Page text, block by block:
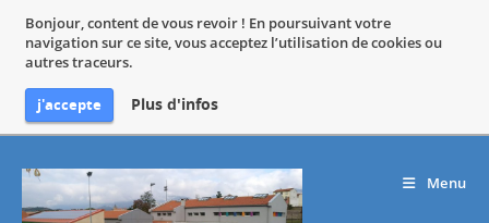
Bonjour, content de vous revoir ! En poursuivant votre
navigation sur ce site, vous acceptez l’utilisation de cookies ou
autres traceurs.
j'accepte Plus d'infos
content
Menu